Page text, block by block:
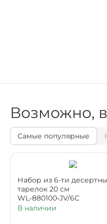
Возможно,
Самые популярные
Набор из 6-ти
тарелок 20 см
WL‑880100‑JV/6C
В наличии